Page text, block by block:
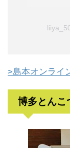
>島本オンライ
博多とんこ